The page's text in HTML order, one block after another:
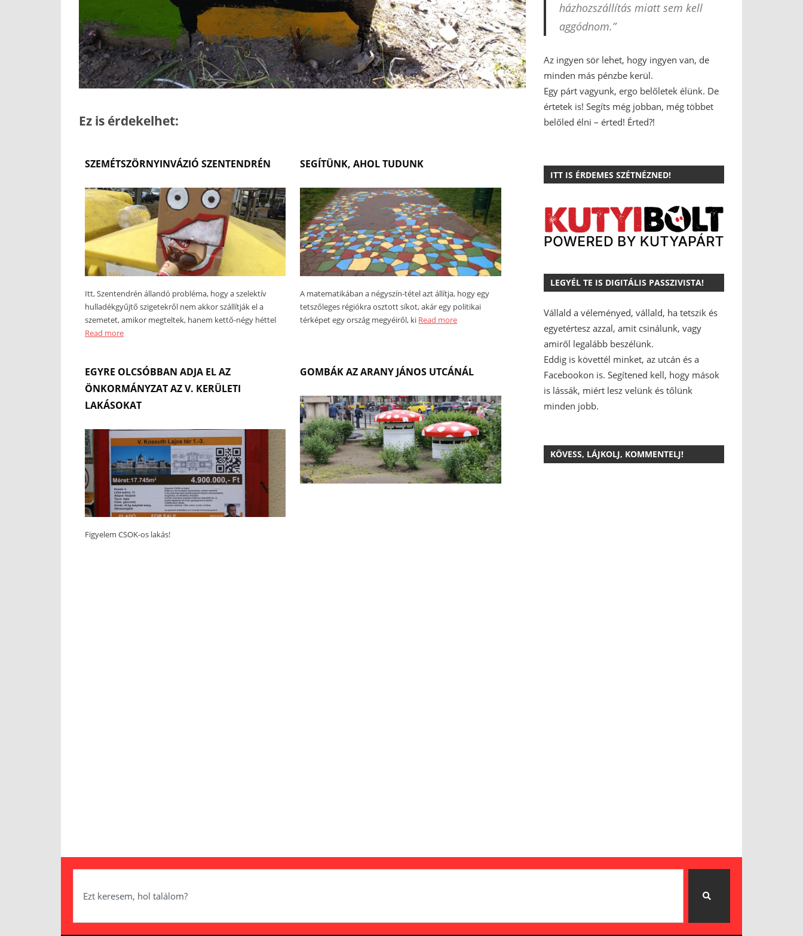
Ez is érdekelhet:
SZEMÉTSZÖRNYINVÁZIÓ SZENTENDRÉN
Itt, Szentendrén állandó probléma, hogy a szelektív
hulladékgyűjtő szigetekről nem akkor szállítják el a
szemetet, amikor megteltek, hanem kettő-négy héttel
Read more
SEGÍTÜNK, AHOL TUDUNK
A matematikában a négyszín-tétel azt állítja, hogy egy
tetszőleges régiókra osztott síkot, akár egy politikai
térképet egy ország megyéiről, ki Read more
EGYRE OLCSÓBBAN ADJA EL AZ
ÖNKORMÁNYZAT AZ V. KERÜLETI
LAKÁSOKAT
Figyelem CSOK-os lakás!
GOMBÁK AZ ARANY JÁNOS UTCÁNÁL
házhozszállítás miatt sem kell
aggódnom.”
Az ingyen sör lehet, hogy ingyen van, de
minden más pénzbe kerül.
Egy párt vagyunk, ergo belőletek élünk. De
értetek is! Segíts még jobban, még többet
belőled élni – érted! Érted?!
ITT IS ÉRDEMES SZÉTNÉZNED!
LEGYÉL TE IS DIGITÁLIS PASSZIVISTA!
Vállald a véleményed, vállald, ha tetszik és
egyetértesz azzal, amit csinálunk, vagy
amiről legalább beszélünk.
Eddig is követtél minket, az utcán és a
Facebookon is. Segítened kell, hogy mások
is lássák, miért lesz velünk és tőlünk
minden jobb.
KÖVESS, LÁJKOLJ, KOMMENTELJ!